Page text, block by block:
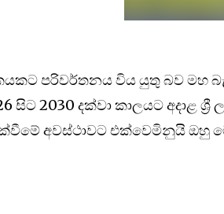
පරිවර්තනය විය යුතු බව මහ
2030 දක්වා කාලයට අදාළ ශ්‍රී
අවස්ථාවට එක්වෙමිනුයි ඔහු